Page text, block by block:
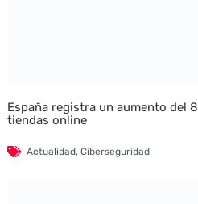
España registra un aumento del
tiendas online
Actualidad, Ciberseguridad